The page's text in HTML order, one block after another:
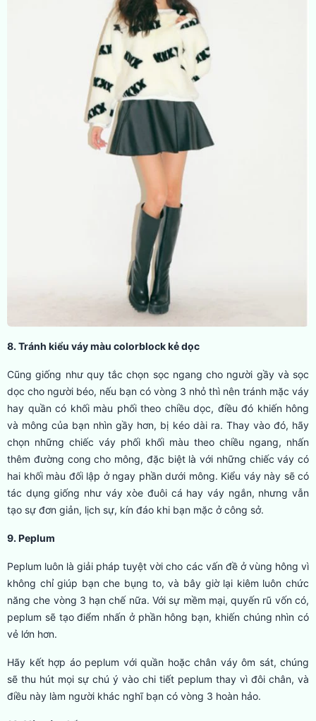
8. Tránh kiểu váy màu colorblock kẻ dọc
Cũng giống như quy tắc chọn sọc ngang cho người gầy và sọc
dọc cho người béo, nếu bạn có vòng 3 nhỏ thì nên tránh mặc váy
hay quần có khối màu phối theo chiều dọc, điều đó khiến hông
và mông của bạn nhìn gầy hơn, bị kéo dài ra. Thay vào đó, hãy
chọn những chiếc váy phối khối màu theo chiều ngang, nhấn
thêm đường cong cho mông, đặc biệt là với những chiếc váy có
hai khối màu đối lập ở ngay phần dưới mông. Kiểu váy này sẽ có
tác dụng giống như váy xòe đuôi cá hay váy ngắn, nhưng vẫn
tạo sự đơn giản, lịch sự, kín đáo khi bạn mặc ở công sở.
9. Peplum
Peplum luôn là giải pháp tuyệt vời cho các vấn đề ở vùng hông vì
không chỉ giúp bạn che bụng to, và bây giờ lại kiêm luôn chức
năng che vòng 3 hạn chế nữa. Với sự mềm mại, quyến rũ vốn có,
peplum sẽ tạo điểm nhấn ở phần hông bạn, khiến chúng nhìn có
vẻ lớn hơn.
Hãy kết hợp áo peplum với quần hoặc chân váy ôm sát, chúng
sẽ thu hút mọi sự chú ý vào chi tiết peplum thay vì đôi chân, và
điều này làm người khác nghĩ bạn có vòng 3 hoàn hảo.